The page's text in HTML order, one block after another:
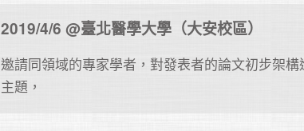
2019/4/6 @臺北醫學大學（大安校區）
邀請同領域的專家學者，對發表者的論文初步架
主題，